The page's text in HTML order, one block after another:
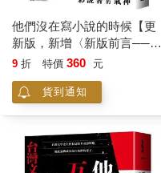
他們沒在寫小說的時候【更
新版，新增〈新版前言──遙
遠的回音〉】：戒嚴台灣小
9 折 特價 360 元
貨到通知